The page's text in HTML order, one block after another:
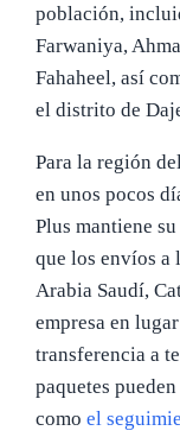
población,
Farwaniya,
Fahaheel, así
el distrito de
Para la región
en unos pocos
Plus mantiene
que los envíos a
Arabia Saudí,
empresa en
transferencia a
paquetes
como el